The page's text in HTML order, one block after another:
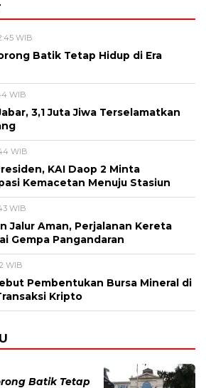
WIB
Batik Tetap Hidup di Era
WIB
3,1 Juta Jiwa Terselamatkan
WIB
KAI Daop 2 Minta
Kemacetan Menuju Stasiun
WIB
Jalur Aman, Perjalanan Kereta
Gempa Pangandaran
WIB
Pembentukan Bursa Mineral di
Kripto
Batik Tetap